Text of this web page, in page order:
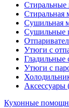
Стиральная
Сушильная
Сушильные
Утюги с
Гладильные
Утюги с
Аксессуары
Кухонные